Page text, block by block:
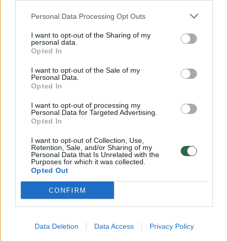
Personal Data Processing Opt Outs
I want to opt-out of the Sharing of my
personal data.
Opted In
I want to opt-out of the Sale of my
Personal Data.
Opted In
I want to opt-out of processing my
Personal Data for Targeted Advertising.
Opted In
I want to opt-out of Collection, Use,
Retention, Sale, and/or Sharing of my
Personal Data that Is Unrelated with the
Purposes for which it was collected.
Opted Out
CONFIRM
Data Deletion Data Access Privacy Policy
Sveikatos šaltinis, kurį atradę dar ne visi:
žmonėms tai ypač naudinga
Gamta